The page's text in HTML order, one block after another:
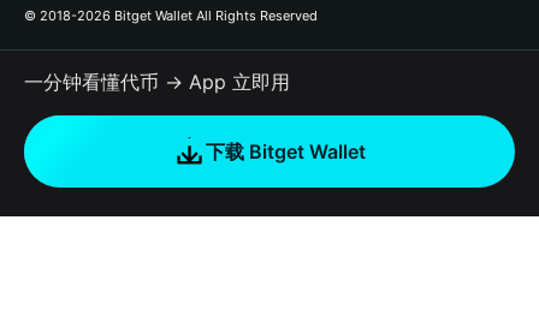
RWA
如何购买加密货币
Polygon
© 2018-2026 Bitget Wallet All Rights Reserved
一分钟看懂代币 → App 立即用
下载 Bitget Wallet